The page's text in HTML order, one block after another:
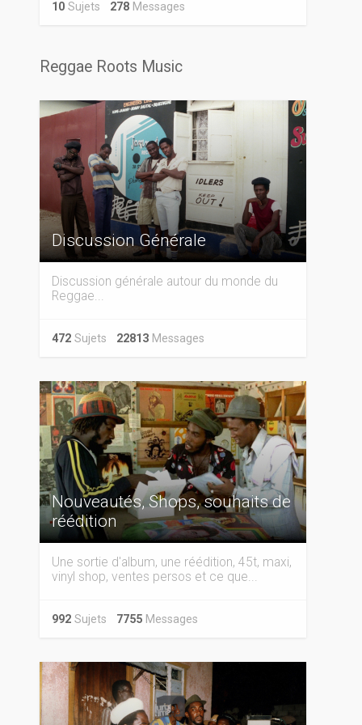
10Sujets 278Messages
Reggae Roots Music
Discussion Générale
Discussion générale autour du monde du
Reggae...
472Sujets 22813Messages
Nouveautés, Shops, souhaits de
réédition
Une sortie d'album, une réédition, 45t, maxi,
vinyl shop, ventes persos et ce que...
992Sujets 7755Messages